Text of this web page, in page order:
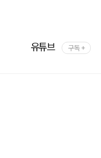
유튜브 구독 +